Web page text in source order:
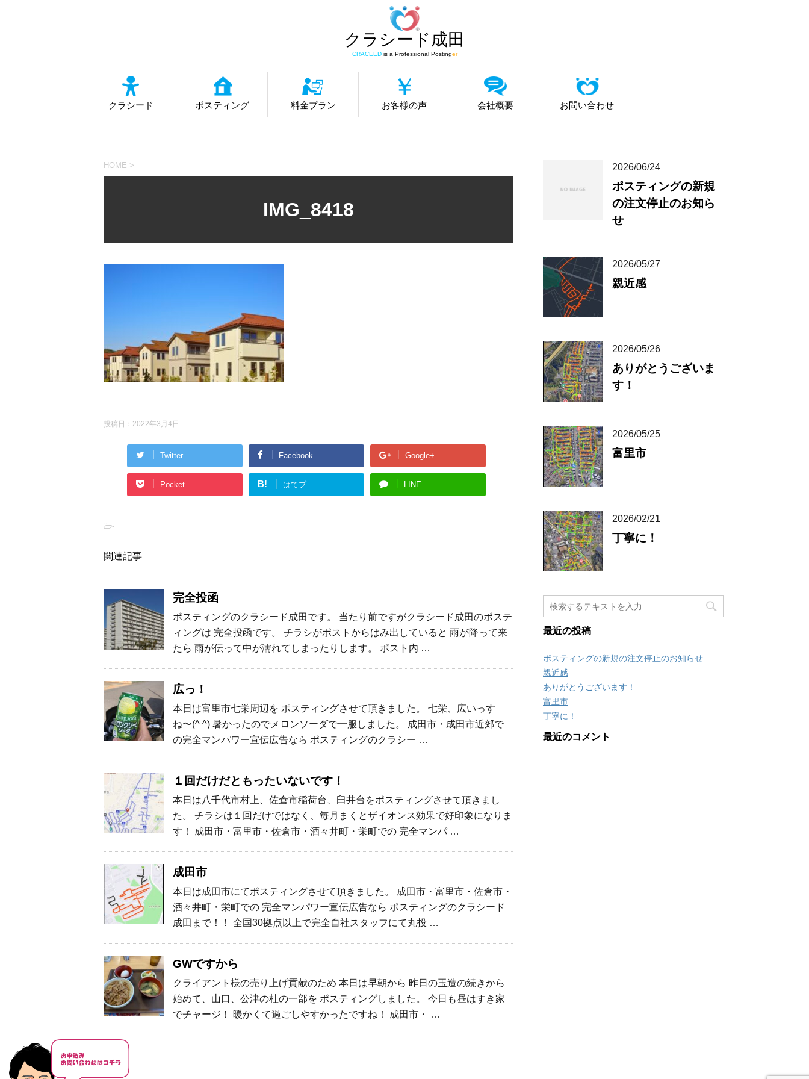
クラシード成田
CRACEEDis a Professional Postinger
クラシード ポスティング 料金プラン お客様の声 会社概要 お問い合わせ
HOME >
IMG_8418
投稿日： 2022年3月4日
Twitter Facebook Google+
Pocket B! はてブ LINE
-
関連記事
完全投函
ポスティングのクラシード成田です。 当たり前ですがクラシード成田のポステ
ィングは 完全投函です。 チラシがポストからはみ出していると 雨が降って来
たら 雨が伝って中が濡れてしまったりします。 ポスト内 …
広っ！
本日は富里市七栄周辺を ポスティングさせて頂きました。 七栄、広いっす
ね〜(^ ^) 暑かったのでメロンソーダで一服しました。 成田市・成田市近郊で
の完全マンパワー宣伝広告なら ポスティングのクラシー …
１回だけだともったいないです！
本日は八千代市村上、佐倉市稲荷台、臼井台をポスティングさせて頂きまし
た。 チラシは１回だけではなく、毎月まくとザイオンス効果で好印象になりま
す！ 成田市・富里市・佐倉市・酒々井町・栄町での 完全マンパ …
成田市
本日は成田市にてポスティングさせて頂きました。 成田市・富里市・佐倉市・
酒々井町・栄町での 完全マンパワー宣伝広告なら ポスティングのクラシード
成田まで！！ 全国30拠点以上で完全自社スタッフにて丸投 …
GWですから
クライアント様の売り上げ貢献のため 本日は早朝から 昨日の玉造の続きから
始めて、山口、公津の杜の一部を ポスティングしました。 今日も昼はすき家
でチャージ！ 暖かくて過ごしやすかったですね！ 成田市・ …
2026/06/24
ポスティングの新規
の注文停止のお知ら
せ
2026/05/27
親近感
2026/05/26
ありがとうございま
す！
2026/05/25
富里市
2026/02/21
丁寧に！
最近の投稿
ポスティングの新規の注文停止のお知らせ
親近感
ありがとうございます！
富里市
丁寧に！
最近のコメント